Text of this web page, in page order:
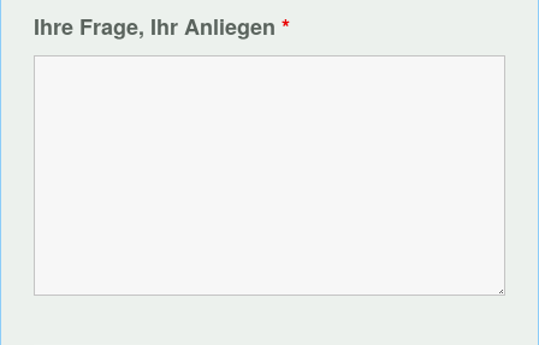
Ihre Frage, Ihr Anliegen *